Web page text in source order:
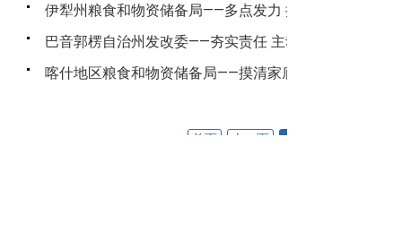
伊犁州粮食和物资储备局——多点发力 接续突破 全面开
巴音郭楞自治州发改委——夯实责任 主动作为确保粮食
喀什地区粮食和物资储备局——摸清家底 压实责任 扎实
首页 上一页